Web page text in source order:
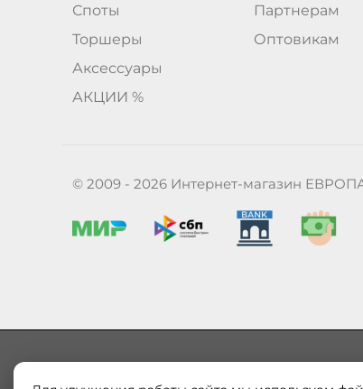
Споты
Торшеры
Аксессуары
АКЦИИ %
Партнерам
Оптовикам
© 2009 - 2026 Интернет-магазин